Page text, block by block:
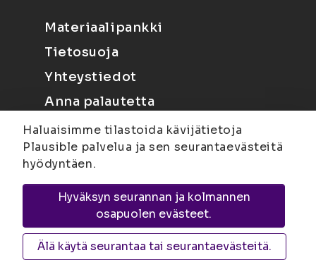
Materiaalipankki
Tietosuoja
Yhteystiedot
Anna palautetta
Joensuu
Suvantokatu 6, 80100 Joensuu |
KuopioYliopistonranta 15, PL 1627, 70211
Kuopio
Haluaisimme tilastoida kävijätietoja
Plausible palvelua ja sen seurantaevästeitä
hyödyntäen.
Hyväksyn seurannan ja kolmannen
osapuolen evästeet.
Älä käytä seurantaa tai seurantaevästeitä.